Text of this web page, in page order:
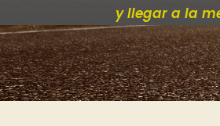
y llegar a la